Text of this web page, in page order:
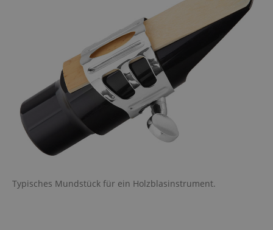
Typisches Mundstück für ein Holzblasinstrument.
Marketing Funktional
Statistik-Cookies werden verwendet, um zu sehen,
wie Besucher die Website nutzen, z.B. Analyse-
Cookies. Diese Cookies können nicht verwendet
werden, um einen bestimmten Besucher direkt zu
identifizieren.
Cookie
Domain
Laufzeit Beschreibung